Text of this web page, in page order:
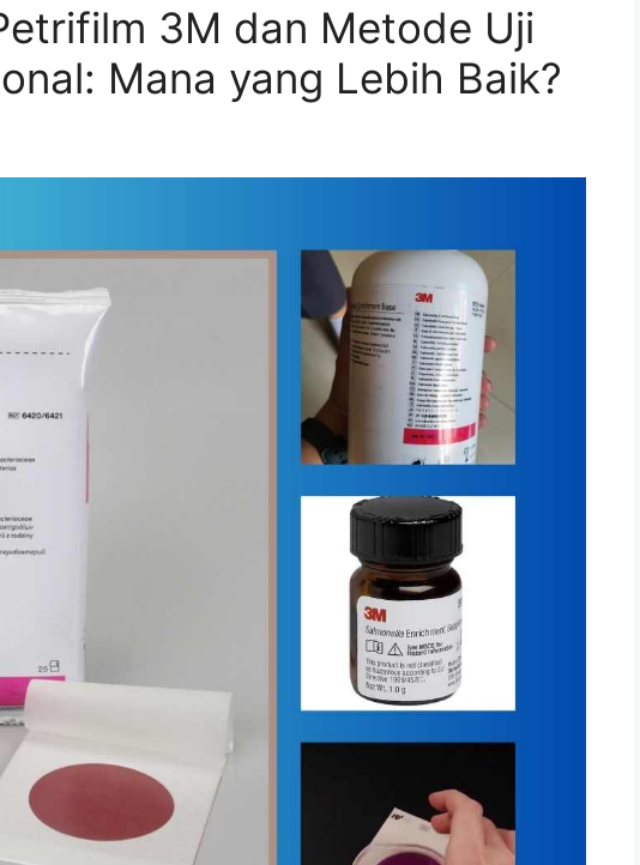
3M dan Metode Uji
Mana yang Lebih Baik?